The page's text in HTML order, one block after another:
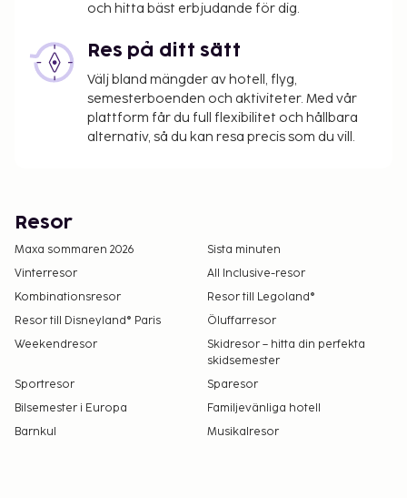
och hitta bäst erbjudande för dig.
Res på ditt sätt
Välj bland mängder av hotell, flyg,
semesterboenden och aktiviteter. Med vår
plattform får du full flexibilitet och hållbara
alternativ, så du kan resa precis som du vill.
Resor
Maxa sommaren 2026
Sista minuten
Vinterresor
All Inclusive-resor
Kombinationsresor
Resor till Legoland®
Resor till Disneyland® Paris
Öluffarresor
Weekendresor
Skidresor – hitta din perfekta
skidsemester
Sportresor
Sparesor
Bilsemester i Europa
Familjevänliga hotell
Barnkul
Musikalresor